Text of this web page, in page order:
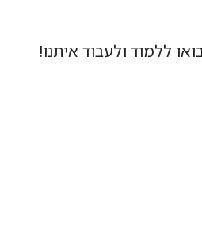
ללמוד ולעבוד איתנו!